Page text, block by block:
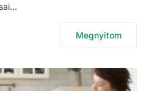
Megnyitom